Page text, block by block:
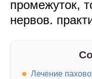
промежуток,
нервов.
Лечение